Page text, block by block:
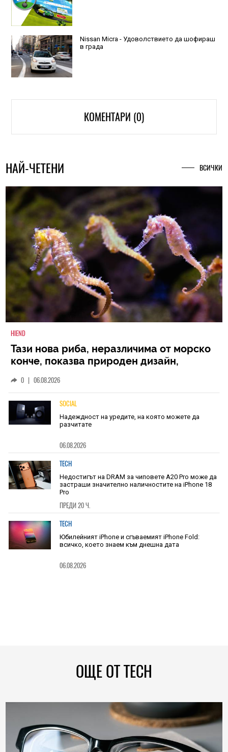
Nissan Micra - Удоволствието да шофираш
в града
КОМЕНТАРИ (0)
НАЙ-ЧЕТЕНИ ВСИЧКИ
HIEND
Тази нова риба, неразличима от морско
конче, показва природен дизайн,
0 | 06.08.2026
SOCIAL
Надеждност на уредите, на която можете да
разчитате
06.08.2026
TECH
Недостигът на DRAM за чиповете A20 Pro може да
застраши значително наличностите на iPhone 18
Pro
ПРЕДИ 20 Ч.
TECH
Юбилейният iPhone и сгъваемият iPhone Fold:
всичко, което знаем към днешна дата
06.08.2026
ОЩЕ ОТ TECH